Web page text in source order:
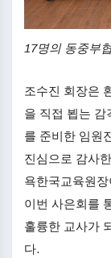
17명의 동중부
조수진 회장은
을 직접 뵙는 감
를 준비한 임원
진심으로 감사
욕한국교육원
이번 사은회를
훌륭한 교사가
다.